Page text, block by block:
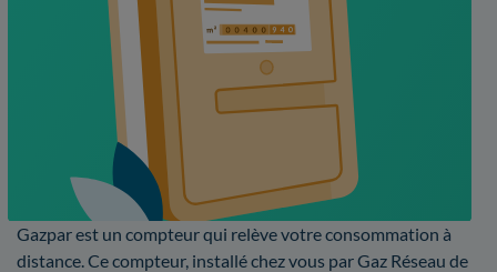
Gazpar est un compteur qui relève votre consommation à
distance. Ce compteur, installé chez vous par Gaz Réseau de